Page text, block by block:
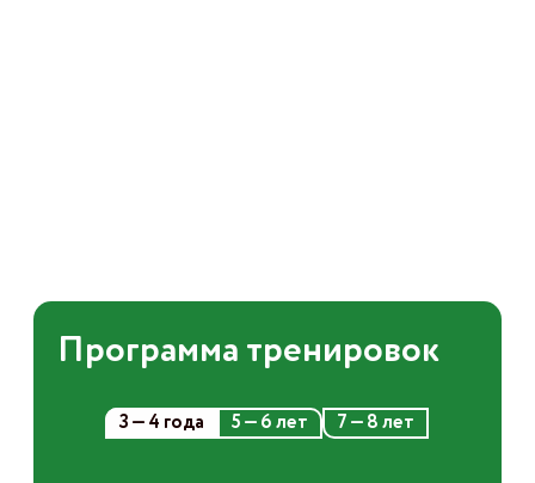
Программа тренировок
3 — 4 года 5 — 6 лет 7 — 8 лет